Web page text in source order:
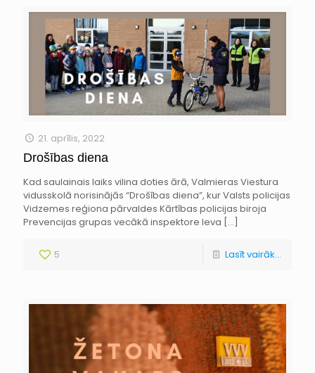
21. aprīlis, 2022
Drošības diena
Kad saulainais laiks vilina doties ārā, Valmieras Viestura
vidusskolā norisinājās “Drošības diena”, kur Valsts policijas
Vidzemes reģiona pārvaldes Kārtības policijas biroja
Prevencijas grupas vecākā inspektore Ieva […]
5 Lasīt vairāk...